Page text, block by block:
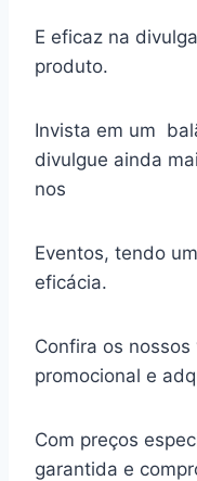
E eficaz na
produto.
Invista em um
divulgue ainda
nos
Eventos, tendo
eficácia.
Confira os
promocional e
Com preços
garantida e